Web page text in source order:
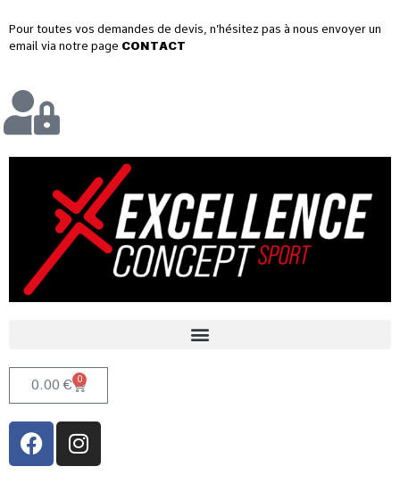
Pour toutes vos demandes de devis, n’hésitez pas à nous envoyer un
email via notre page CONTACT
0.00€ 0